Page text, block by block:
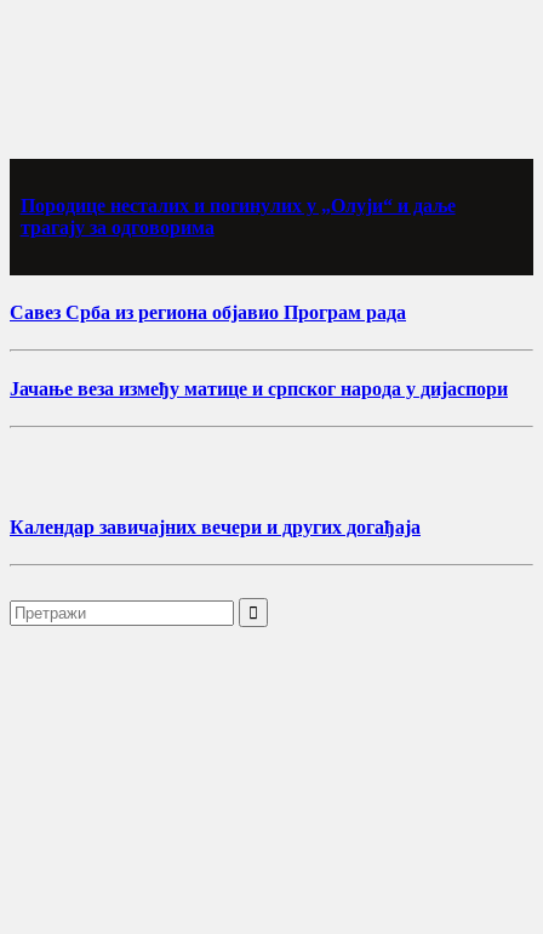
Породице несталих и погинулих у „Олуји“ и даље
трагају за одговорима
Савез Срба из региона објавио Програм рада
Јачање веза између матице и српског народа у дијаспори
Календар завичајних вечери и других догађаја